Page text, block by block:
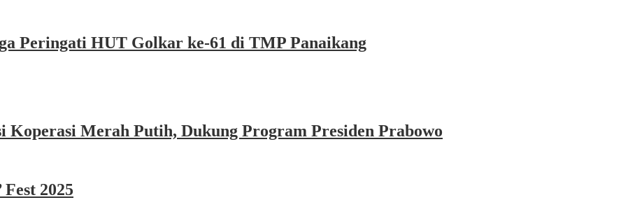
Peringati HUT Golkar ke-61 di TMP Panaikang
Koperasi Merah Putih, Dukung Program Presiden Prabowo
2025